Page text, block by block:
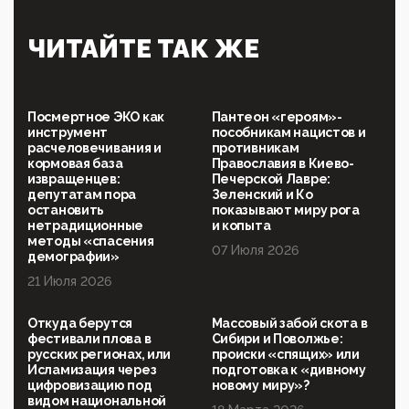
Симулякр патриотизма и благолепия:
профилактика негатива среди молодежи снова
120 лет парламентаризма: как институт
народовластия превратился в «чего изволите» для
Правительства и АП
06:29, 15 Апреля 2026
Социальный фонд России – пионер жесткого
внедрения цифроконцлагеря: работников СФР по
всей стране принуждают ставить MAX ID под
угрозой увольнения
10:02, 10 Апреля 2026
Президент РАН Красников о том, что родители в
ребенка:"...
09:07, 10 Апреля 2026
Ачто, так можно было?Стоило России хоть капельку
показать зубы, отправивроссийский фрегат
Адмир...
ЧИТАЙТЕ ТАК ЖЕ
Посмертное ЭКО как
инструмент
расчеловечивания и
кормовая база
извращенцев:
депутатам пора
остановить
нетрадиционные
методы «спасения
демографии»
21 Июля 2026
Пантеон «героям»-
пособникам нацистов и
противникам
Православия в Киево-
Печерской Лавре:
Зеленский и Ко
показывают миру рога
и копыта
07 Июля 2026
Откуда берутся
фестивали плова в
русских регионах, или
Исламизация через
цифровизацию под
видом национальной
Массовый забой скота в
Сибири и Поволжье:
происки «спящих» или
подготовка к «дивному
новому миру»?